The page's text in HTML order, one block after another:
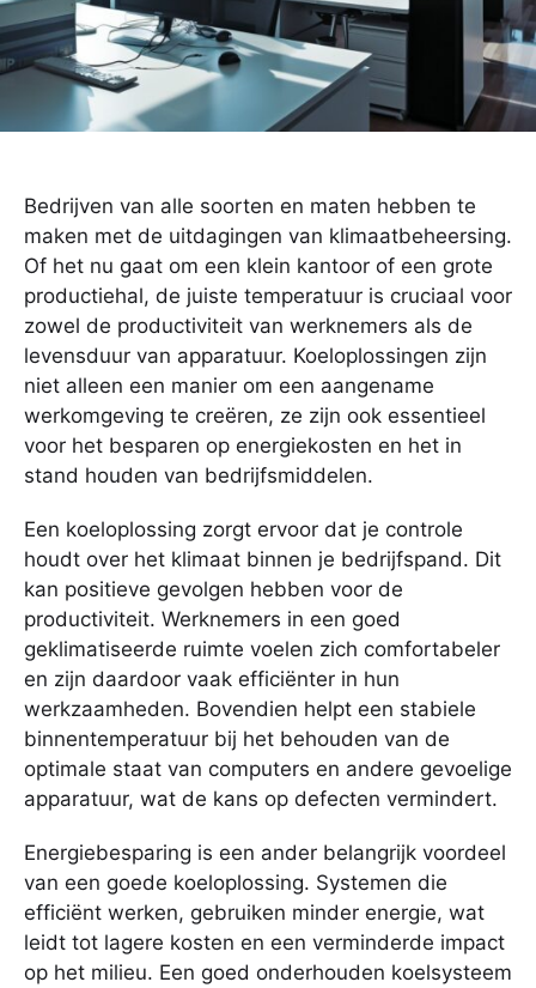
Bedrijven van alle soorten en maten hebben te
maken met de uitdagingen van klimaatbeheersing.
Of het nu gaat om een klein kantoor of een grote
productiehal, de juiste temperatuur is cruciaal voor
zowel de productiviteit van werknemers als de
levensduur van apparatuur. Koeloplossingen zijn
niet alleen een manier om een aangename
werkomgeving te creëren, ze zijn ook essentieel
voor het besparen op energiekosten en het in
stand houden van bedrijfsmiddelen.
Een koeloplossing zorgt ervoor dat je controle
houdt over het klimaat binnen je bedrijfspand. Dit
kan positieve gevolgen hebben voor de
productiviteit. Werknemers in een goed
geklimatiseerde ruimte voelen zich comfortabeler
en zijn daardoor vaak efficiënter in hun
werkzaamheden. Bovendien helpt een stabiele
binnentemperatuur bij het behouden van de
optimale staat van computers en andere gevoelige
apparatuur, wat de kans op defecten vermindert.
Energiebesparing is een ander belangrijk voordeel
van een goede koeloplossing. Systemen die
efficiënt werken, gebruiken minder energie, wat
leidt tot lagere kosten en een verminderde impact
op het milieu. Een goed onderhouden koelsysteem